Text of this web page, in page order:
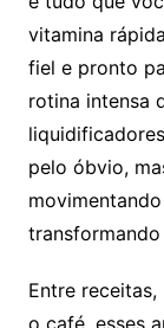
vitamina
fiel e pronto
rotina intensa
pelo óbvio,
Entre receitas,